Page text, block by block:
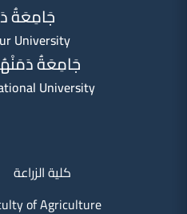
جَامِعَةُ
University
جَامِعَةُ
University
كلية الزراعة
of Agriculture